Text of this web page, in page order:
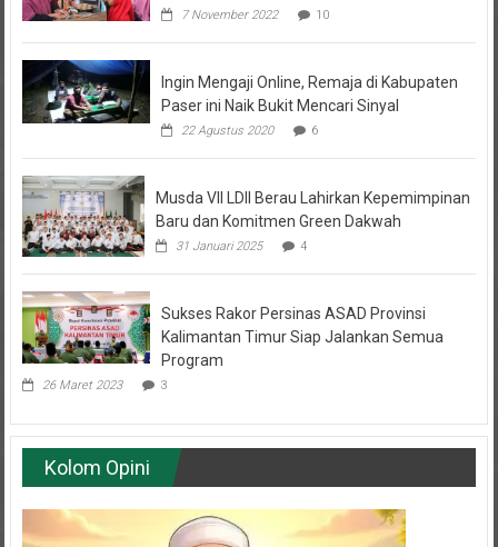
Paser ini Naik Bukit Mencari Sinyal
22 Agustus 2020 6
Baru dan Komitmen Green Dakwah
31 Januari 2025 4
Kalimantan Timur Siap Jalankan Semua
Program
26 Maret 2023 3
Kolom Opini